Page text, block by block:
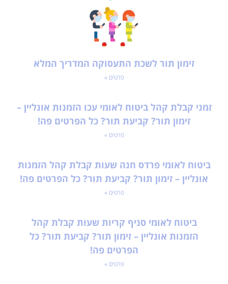
זימון תור לשכת התעסוקה המדריך המלא
פרטים »
זמני קבלת קהל ביטוח לאומי עכו הזמנות אונליין –
זימון תור? קביעת תור? כל הפרטים פה!
פרטים »
ביטוח לאומי פרדס חנה שעות קבלת קהל הזמנות
אונליין – זימון תור? קביעת תור? כל הפרטים פה!
פרטים »
ביטוח לאומי סניף קריות שעות קבלת קהל
הזמנות אונליין – זימון תור? קביעת תור? כל
הפרטים פה!
פרטים »